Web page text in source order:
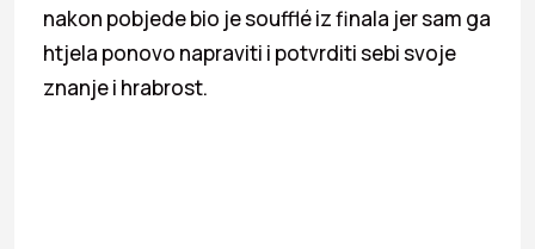
nakon pobjede bio je soufflé iz finala jer sam ga
htjela ponovo napraviti i potvrditi sebi svoje
znanje i hrabrost.